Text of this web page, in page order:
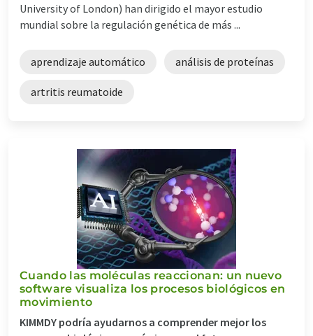
University of London) han dirigido el mayor estudio
mundial sobre la regulación genética de más ...
aprendizaje automático análisis de proteínas
artritis reumatoide
Cuando las moléculas reaccionan: un nuevo
software visualiza los procesos biológicos en
movimiento
KIMMDY podría ayudarnos a comprender mejor los